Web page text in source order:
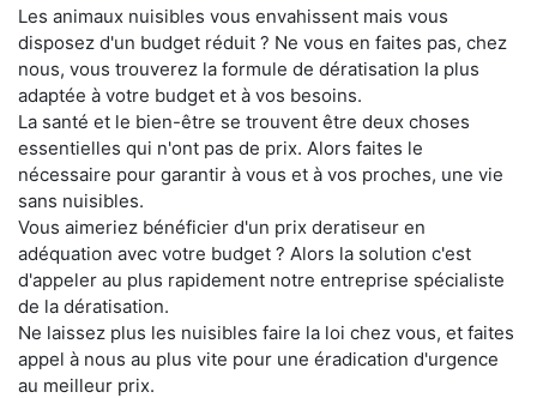
Les animaux nuisibles vous envahissent mais vous
disposez d'un budget réduit ? Ne vous en faites pas, chez
nous, vous trouverez la formule de dératisation la plus
adaptée à votre budget et à vos besoins.
La santé et le bien-être se trouvent être deux choses
essentielles qui n'ont pas de prix. Alors faites le
nécessaire pour garantir à vous et à vos proches, une vie
sans nuisibles.
Vous aimeriez bénéficier d'un prix deratiseur en
adéquation avec votre budget ? Alors la solution c'est
d'appeler au plus rapidement notre entreprise spécialiste
de la dératisation.
Ne laissez plus les nuisibles faire la loi chez vous, et faites
appel à nous au plus vite pour une éradication d'urgence
au meilleur prix.